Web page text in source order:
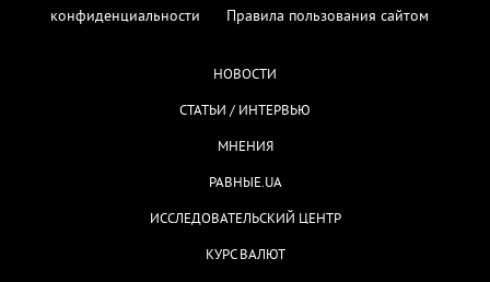
конфиденциальности
Правила пользования сайтом
НОВОСТИ
СТАТЬИ / ИНТЕРВЬЮ
МНЕНИЯ
РАВНЫЕ.UA
ИССЛЕДОВАТЕЛЬСКИЙ ЦЕНТР
КУРС ВАЛЮТ